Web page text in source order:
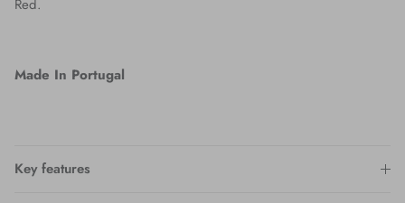
Red.
Made In Portugal
Key features